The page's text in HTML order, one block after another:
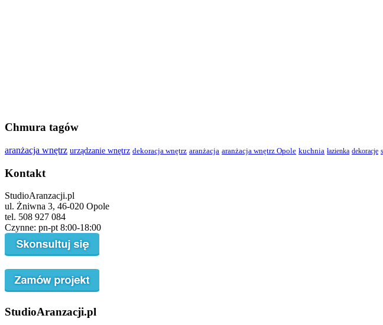
Chmura tagów
aranżacja wnętrz urządzanie wnętrz dekoracja wnętrz aranżacja aranżacja wnętrz Opole kuchnia łazienka dekoracje
Kontakt
StudioAranzacji.pl
ul. Żniwna 3, 46-020 Opole
tel. 508 927 084
Czynne: pn-pt 8:00-18:00
StudioAranzacji.pl